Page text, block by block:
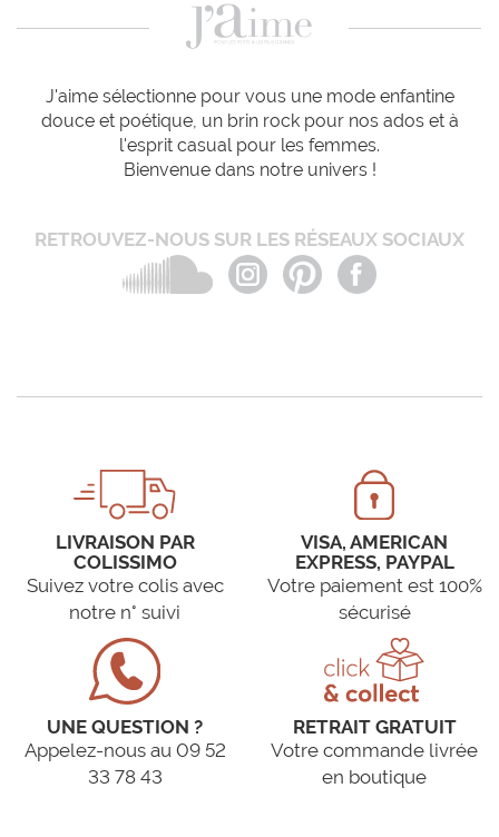
J'aime sélectionne pour vous une mode enfantine
douce et poétique, un brin rock pour nos ados et à
l'esprit casual pour les femmes.
Bienvenue dans notre univers !
RETROUVEZ-NOUS SUR LES RÉSEAUX SOCIAUX
LIVRAISON PAR
COLISSIMO
Suivez votre colis avec
notre n° suivi
VISA, AMERICAN
EXPRESS, PAYPAL
Votre paiement est 100%
sécurisé
UNE QUESTION ?
Appelez-nous au 09 52
33 78 43
RETRAIT GRATUIT
Votre commande livrée
en boutique